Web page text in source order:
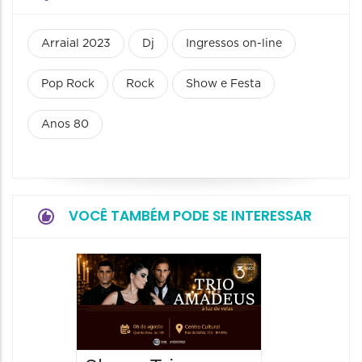
Arraial 2023 Dj Ingressos on-line
Pop Rock Rock Show e Festa
Anos 80
VOCÊ TAMBÉM PODE SE INTERESSAR